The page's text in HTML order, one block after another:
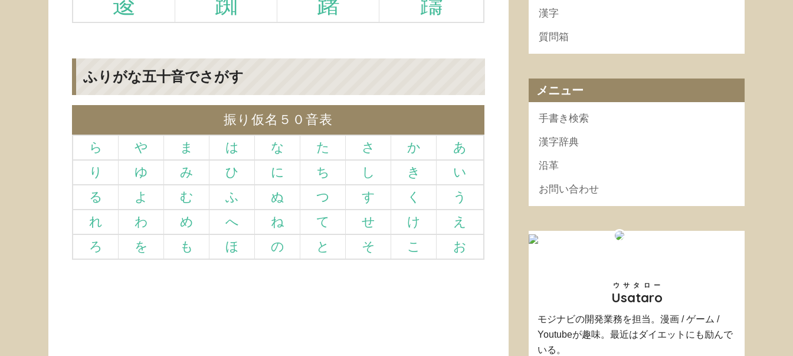
ふりがな五十音でさがす
振り仮名５０音表
ら
や ま は な た さ か
あ
り
ゆ み ひ に ち し き
い
る
よ む ふ ぬ つ す く
う
れ
わ め へ ね て せ け
え
ろ
を も ほ の と そ こ お
漢字
質問箱
メニュー
手書き検索
漢字辞典
沿革
お問い合わせ
Usataro
ウサタロー
モジナビの開発業務を担当。漫画 / ゲーム /
Youtubeが趣味。最近はダイエットにも励んで
いる。